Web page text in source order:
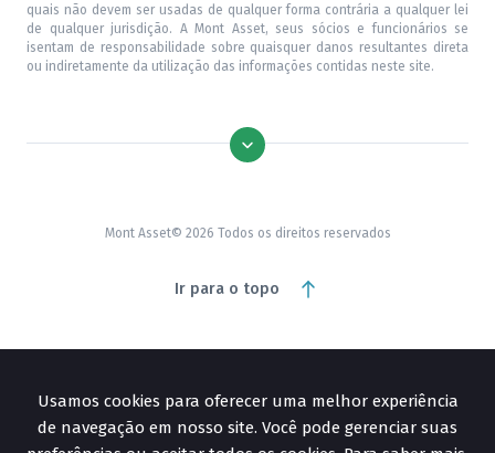
quais não devem ser usadas de qualquer forma contrária a qualquer lei
de qualquer jurisdição. A Mont Asset, seus sócios e funcionários se
isentam de responsabilidade sobre quaisquer danos resultantes direta
ou indiretamente da utilização das informações contidas neste site.
Mont Asset© 2026 Todos os direitos reservados
Ir para o topo
Usamos cookies para oferecer uma melhor experiência
de navegação em nosso site. Você pode gerenciar suas